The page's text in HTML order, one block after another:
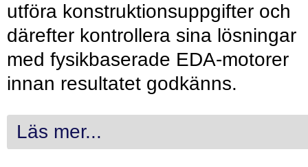
utföra konstruktionsuppgifter och
därefter kontrollera sina lösningar
med fysikbaserade EDA-motorer
innan resultatet godkänns.
Läs mer...